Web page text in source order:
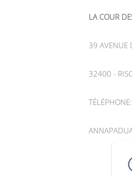
LA COUR
39 AVENUE
32400 -